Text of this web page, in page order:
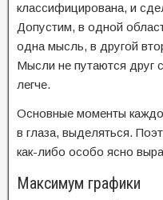
классифицирована, и
Допустим, в одной
одна мысль, в другой
Мысли не путаются друг
легче.
Основные моменты
в глаза, выделяться.
как-либо особо ясно
Максимум графики